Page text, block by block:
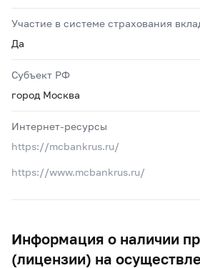
Участие в системе страхования
Да
Субъект РФ
город Москва
Интернет-ресурсы
https://mcbankrus.ru/
https://www.mcbankrus.ru/
Информация о наличии
(лицензии) на